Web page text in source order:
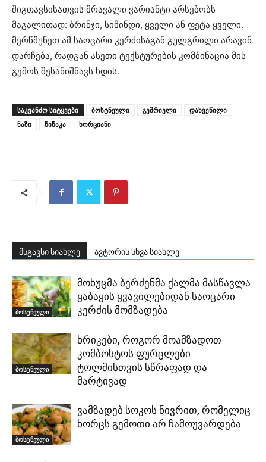
შიგთავსისათვის მრავალი ვარიანტი არსებობს
მაგალითად: ბრინჯი, სიმინდი, ყველი ან ფეტა ყველი.
მერწმუნეთ ამ საოცარი კერძისაგან გულგრილი არავინ
დარჩება, რადგან ასეთი ტექსტურების კომბინაცია მის
გემოს შესანიშნავს ხდის.
ᲡᲐᲙᲕᲐᲜᲫᲝ ᲡᲘᲢᲧᲕᲔᲑᲘ ბოსტნეული გემრიელი
დახვეწილი
ნაზი
წიწაკა ხორციანი
მსგავსი სიახლე ავტორის სხვა სიახლე
ბოსტნეული
მოხუცმა ბერძენმა ქალმა მასწავლა
ყაბაყის ყვავილებიდან საოცარი
კერძის მომზადება
ბოსტნეული
ხრიკები, როგორ მოამზადოთ
კომბოსტოს ფურცლები
ტოლმისთვის სწრაფად და
მარტივად
ბოსტნეული
ვამზადებ სოკოს ნივრით, რომელიც
ხორცს გემოთი არ ჩამოუვარდება